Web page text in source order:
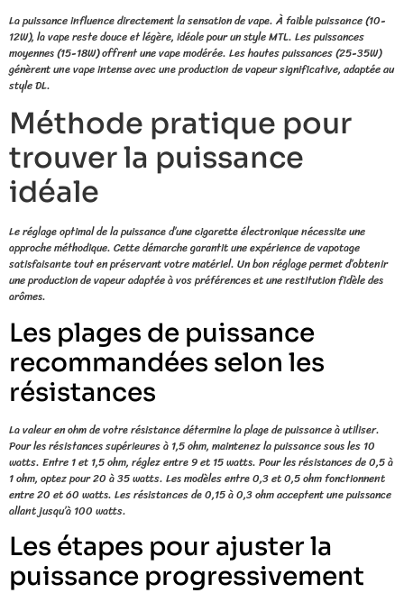
La puissance influence directement la sensation de vape. À faible puissance (10-
12W), la vape reste douce et légère, idéale pour un style MTL. Les puissances
moyennes (15-18W) offrent une vape modérée. Les hautes puissances (25-35W)
génèrent une vape intense avec une production de vapeur significative, adaptée au
style DL.
Méthode pratique pour
trouver la puissance
idéale
Le réglage optimal de la puissance d’une cigarette électronique nécessite une
approche méthodique. Cette démarche garantit une expérience de vapotage
satisfaisante tout en préservant votre matériel. Un bon réglage permet d’obtenir
une production de vapeur adaptée à vos préférences et une restitution fidèle des
arômes.
Les plages de puissance
recommandées selon les
résistances
La valeur en ohm de votre résistance détermine la plage de puissance à utiliser.
Pour les résistances supérieures à 1,5 ohm, maintenez la puissance sous les 10
watts. Entre 1 et 1,5 ohm, réglez entre 9 et 15 watts. Pour les résistances de 0,5 à
1 ohm, optez pour 20 à 35 watts. Les modèles entre 0,3 et 0,5 ohm fonctionnent
entre 20 et 60 watts. Les résistances de 0,15 à 0,3 ohm acceptent une puissance
allant jusqu’à 100 watts.
Les étapes pour ajuster la
puissance progressivement